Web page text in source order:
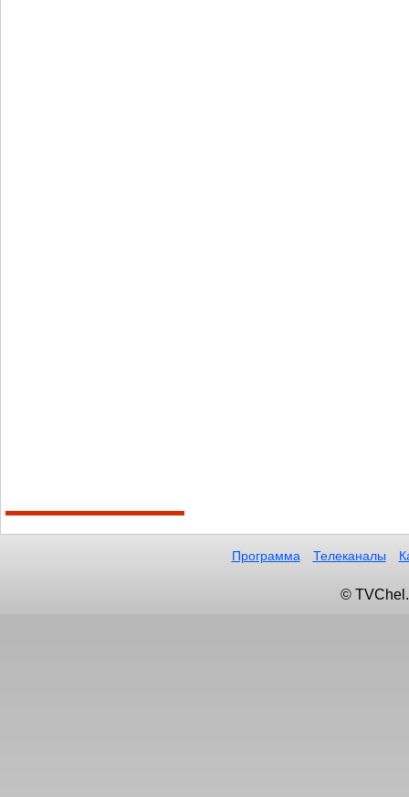
Программа Телеканалы
©